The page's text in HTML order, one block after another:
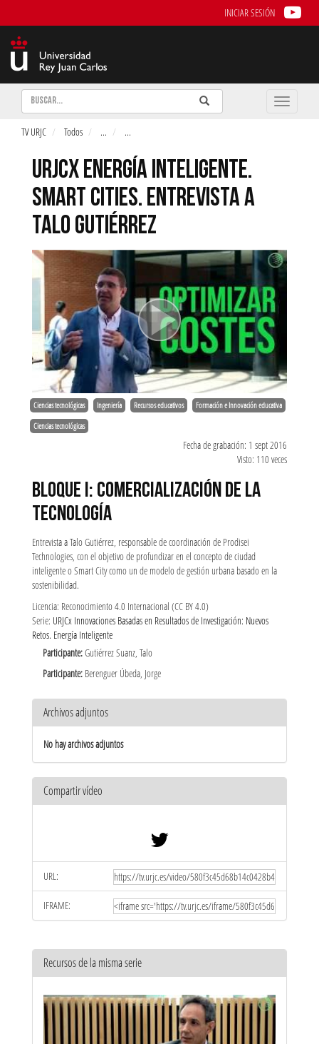
INICIAR SESIÓN
Buscar Enviar
Buscar
Toggle
TV URJC Todos ... ...
URJCX ENERGÍA INTELIGENTE.
SMART CITIES. ENTREVISTA A
TALO GUTIÉRREZ
Ciencias tecnológicas Ingeniería Recursos educativos Formación e Innovación educativa
Ciencias tecnológicas
Fecha de grabación: 1 sept 2016
Visto: 110 veces
BLOQUE I: COMERCIALIZACIÓN DE LA
TECNOLOGÍA
Entrevista a Talo Gutiérrez, responsable de coordinación de Prodisei
Technologies, con el objetivo de profundizar en el concepto de ciudad
inteligente o Smart City como un de modelo de gestión urbana basado en la
sostenibilidad.
Licencia: Reconocimiento 4.0 Internacional (CC BY 4.0)
Serie: URJCx Innovaciones Basadas en Resultados de Investigación: Nuevos
Retos. Energía Inteligente
Participante:Gutiérrez Suanz, Talo
Participante: Berenguer Úbeda, Jorge
Archivos adjuntos
No hay archivos adjuntos
Compartir vídeo
URL:
IFRAME:
Recursos de la misma serie